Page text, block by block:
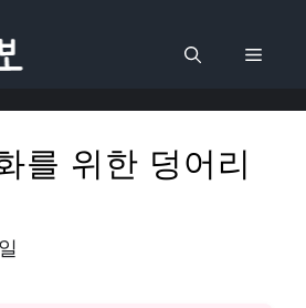
메
를 위한 덩어리